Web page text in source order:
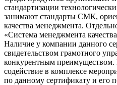
стандартизации
занимают стандарты СМК,
качества менеджмента.
«Система менеджмента
Наличие у компании данного
свидетельством грамотного
конкурентным
содействие в комплексе
по данному сертификату и его